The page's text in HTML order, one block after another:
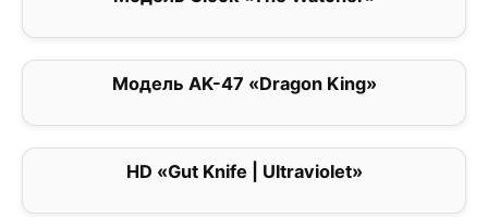
Модель AK-47 «Dragon King»
HD «Gut Knife | Ultraviolet»